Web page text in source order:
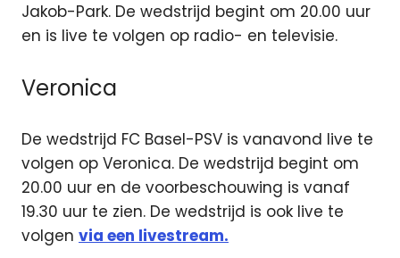
Jakob-Park. De wedstrijd begint om 20.00 uur
en is live te volgen op radio- en televisie.
Veronica
De wedstrijd FC Basel-PSV is vanavond live te
volgen op Veronica. De wedstrijd begint om
20.00 uur en de voorbeschouwing is vanaf
19.30 uur te zien. De wedstrijd is ook live te
volgen via een livestream.